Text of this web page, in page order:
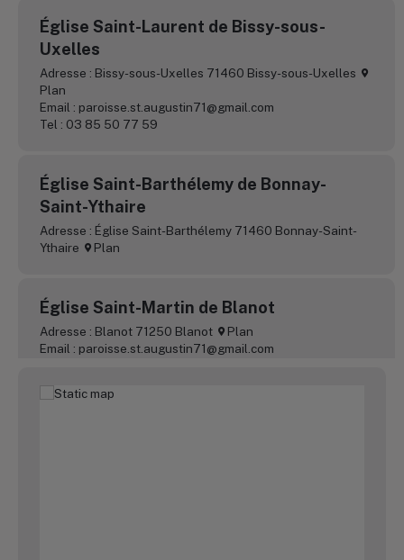
Église Saint-Laurent de Bissy-sous-
Uxelles
Adresse : Bissy-sous-Uxelles 71460 Bissy-sous-Uxelles
Plan
Email : paroisse.st.augustin71@gmail.com
Tel : 03 85 50 77 59
Église Saint-Barthélemy de Bonnay-
Saint-Ythaire
Adresse : Église Saint-Barthélemy 71460 Bonnay-Saint-
Ythaire
Plan
Église Saint-Martin de Blanot
Adresse : Blanot 71250 Blanot
Plan
Email : paroisse.st.augustin71@gmail.com